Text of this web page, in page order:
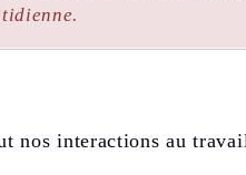
nos interactions au